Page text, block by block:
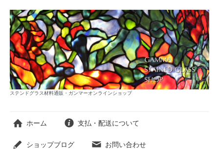
ステンドグラス材料通販・ガンマーオンラインショップ
ホーム 支払・配送について
ショップブログ お問い合わせ